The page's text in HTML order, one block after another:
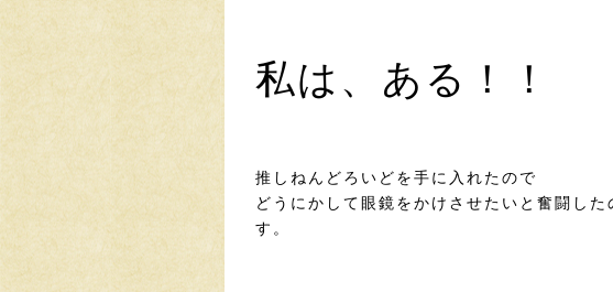
私は、ある！！
推しねんどろいどを手に入れたので
どうにかして眼鏡をかけさせたいと奮闘し
す。